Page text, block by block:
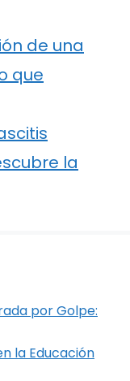
de una
que
la
por Golpe:
la Educación